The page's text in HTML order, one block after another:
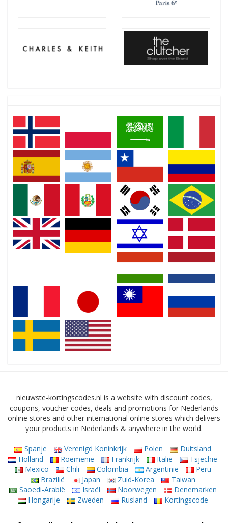
nieuwste-kortingscodes.nl is a website with discount codes,
coupons, voucher codes, deals and promotions for Nederlands
online stores and other international online stores which delivers
your products in Nederlands & anywhere in the world.
Spanje Verenigd Koninkrijk Polen
Duitsland
Holland
Roemenië Frankrijk Italië
Tsjechië
Mexico
Chili Colombia Argentinië
Peru
Brazilië
Japan Zuid-Korea
Taiwan
Saoedi-Arabië
Israël Noorwegen
Denemarken
Hongarije
Zweden Rusland Kortingscode